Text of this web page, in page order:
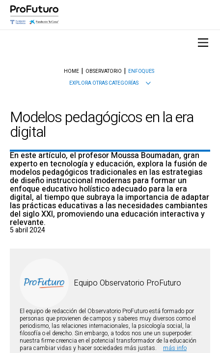
HOME OBSERVATORIO
ENFOQUES
EXPLORA OTRAS CATEGORÍAS
Modelos pedagógicos en la era
digital
En este artículo, el profesor Moussa Boumadan, gran
experto en tecnología y educación, explora la fusión de
modelos pedagógicos tradicionales en las estrategias
de diseño instruccional modernas para formar un
enfoque educativo holístico adecuado para la era
digital, al tiempo que subraya la importancia de adaptar
las prácticas educativas a las necesidades cambiantes
del siglo XXI, promoviendo una educación interactiva y
relevante.
5 abril 2024
Equipo Observatorio ProFuturo
El equipo de redacción del Observatorio ProFuturo está formado por
personas que provienen de campos y saberes muy diversos como el
periodismo, las relaciones internacionales, la psicología social, la
filosofía o el derecho. Sin embargo, a todos nos une un superpoder:
nuestra firme creencia en el potencial transformador de la educación
para cambiar vidas y hacer sociedades más justas.
más info